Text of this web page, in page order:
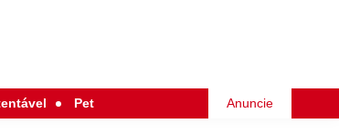
Pet Anuncie